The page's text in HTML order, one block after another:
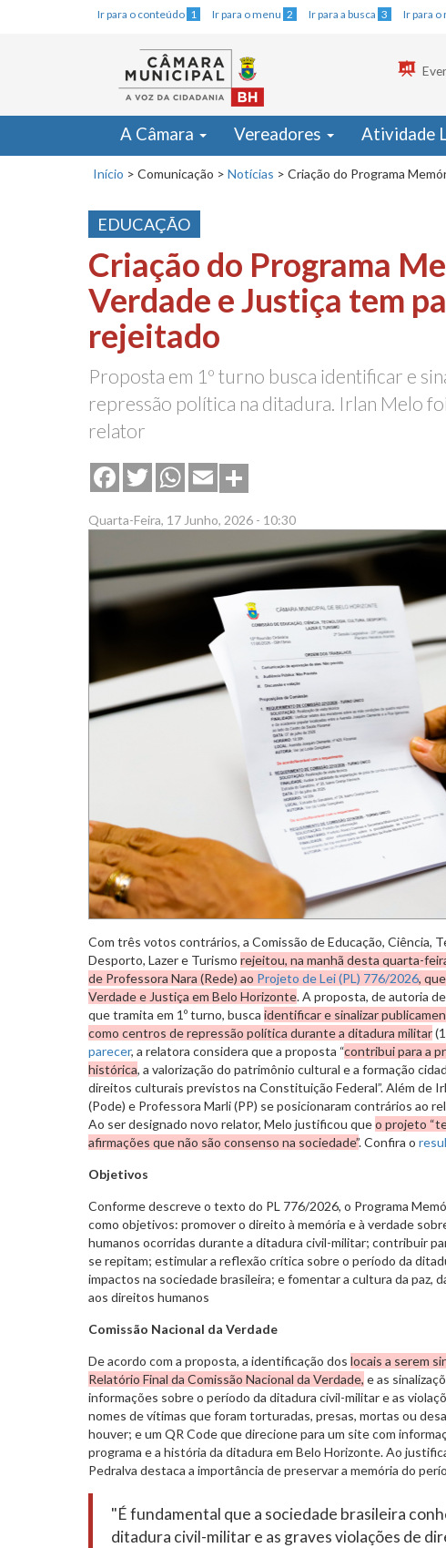
Ir para o conteúdo 1 Ir para o menu 2 Ir para a busca 3 Ir para o
A Câmara Vereadores Atividade
Início > Comunicação > Notícias > Criação do Programa
EDUCAÇÃO
Criação do Programa
Verdade e Justiça tem
rejeitado
Proposta em 1º turno busca identificar e
repressão política na ditadura. Irlan Melo
relator
FacebookTwitterWhatsApp
Email
Quarta-Feira, 17 Junho, 2026 - 10:30
Com três votos contrários, a Comissão de Educação, Ciência,
Desporto, Lazer e Turismo rejeitou, na manhã desta quarta-
de Professora Nara (Rede) ao Projeto de Lei (PL) 776/2026,
Verdade e Justiça em Belo Horizonte. A proposta, de autoria
que tramita em 1º turno, busca identificar e sinalizar
como centros de repressão política durante a ditadura militar
parecer, a relatora considera que a proposta “contribui para a
histórica, a valorização do patrimônio cultural e a formação
direitos culturais previstos na Constituição Federal”. Além de
(Pode) e Professora Marli (PP) se posicionaram contrários ao
Ao ser designado novo relator, Melo justificou queo projeto
afirmações que não são consenso na sociedade”. Confira o
Objetivos
Conforme descreve o texto do PL 776/2026, o Programa
como objetivos: promover o direito à memória e à verdade
humanos ocorridas durante a ditadura civil-militar; contribuir
se repitam; estimular a reflexão crítica sobre o período da
impactos na sociedade brasileira; e fomentar a cultura da paz,
aos direitos humanos
Comissão Nacional da Verdade
De acordo com a proposta, a identificação dos locais a serem
Relatório Final da Comissão Nacional da Verdade, e as
informações sobre o período da ditadura civil-militar e as
nomes de vítimas que foram torturadas, presas, mortas ou
houver; e um QR Code que direcione para um site com
programa e a história da ditadura em Belo Horizonte. Ao
Pedralva destaca a importância de preservar a memória do
"É fundamental que a sociedade brasileira
ditadura civil-militar e as graves violações de